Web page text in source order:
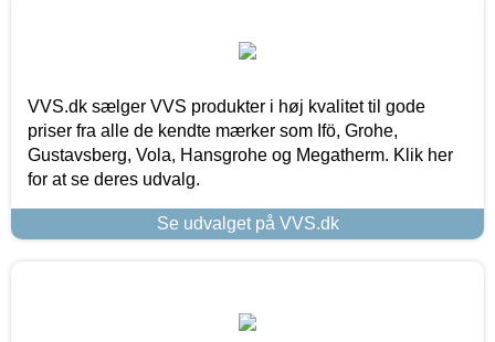
VVS.dk sælger VVS produkter i høj kvalitet til gode
priser fra alle de kendte mærker som Ifö, Grohe,
Gustavsberg, Vola, Hansgrohe og Megatherm. Klik her
for at se deres udvalg.
Se udvalget på VVS.dk